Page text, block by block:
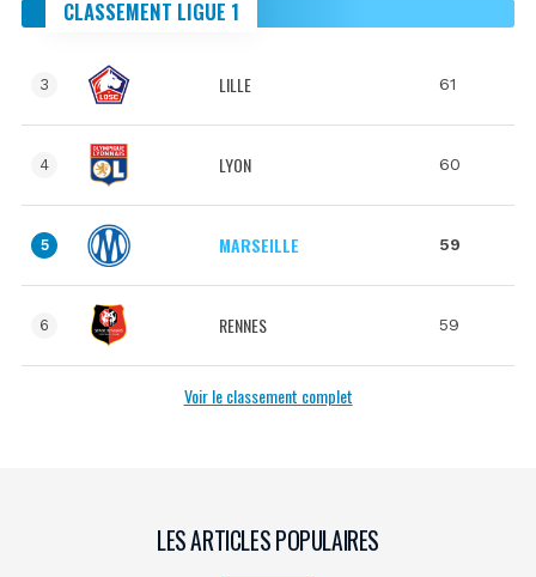
CLASSEMENT LIGUE 1
3 LILLE 61
4 LYON 60
5 MARSEILLE 59
6 RENNES 59
Voir le classement complet
LES ARTICLES POPULAIRES